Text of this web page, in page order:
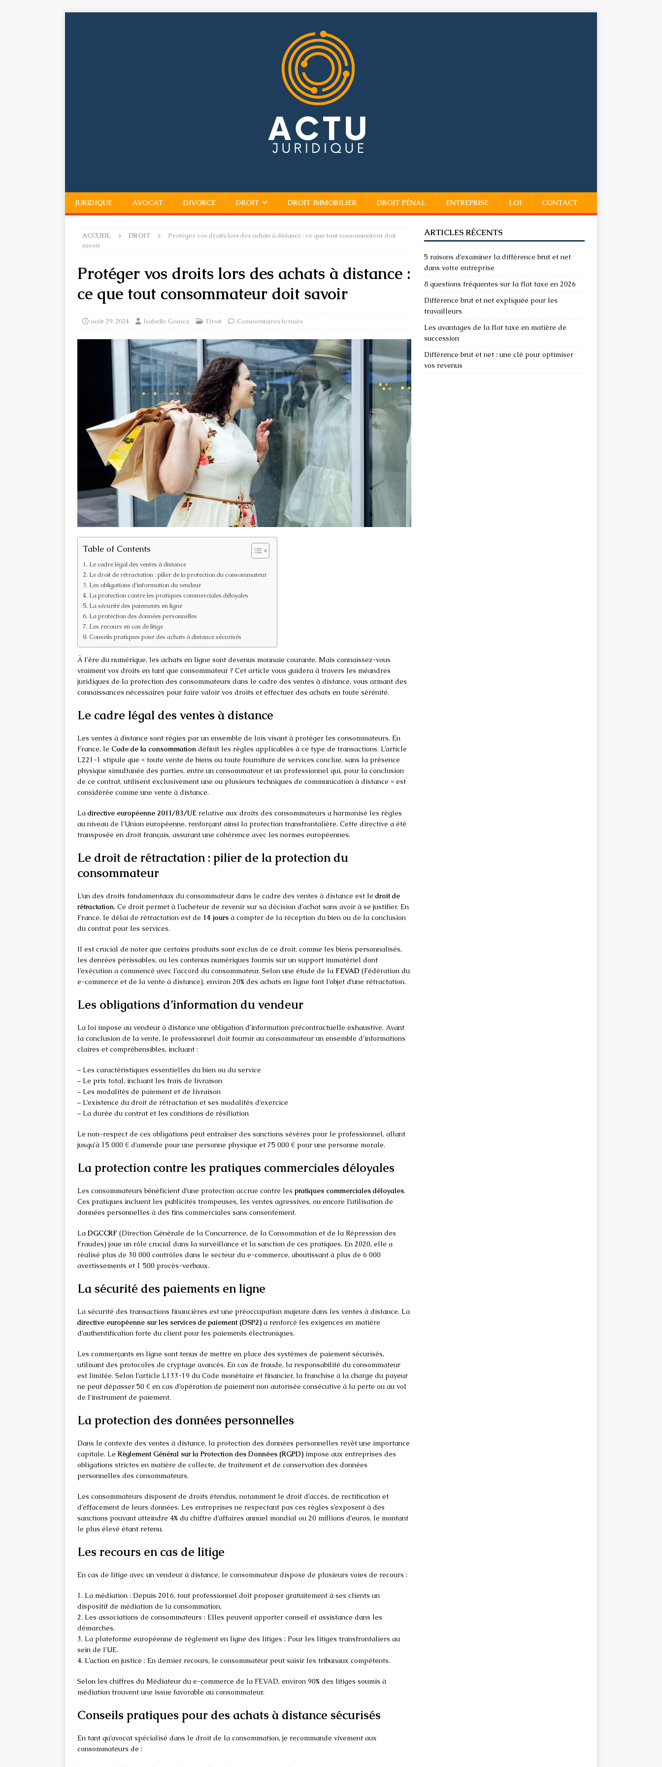
JURIDIQUE AVOCAT DIVORCE DROIT DROIT IMMOBILIER DROIT PÉNAL ENTREPRISE LOI CONTACT
ACCUEIL DROIT
Protéger vos droits lors des achats à distance : ce que tout consommateur doit
savoir
Protéger vos droits lors des achats à distance :
ce que tout consommateur doit savoir
août 29, 2024 Isabelle Gomez Droit Commentaires fermés
Table of Contents
Le cadre légal des ventes à distance
Le droit de rétractation : pilier de la protection du consommateur
Les obligations d’information du vendeur
La protection contre les pratiques commerciales déloyales
La sécurité des paiements en ligne
La protection des données personnelles
Les recours en cas de litige
Conseils pratiques pour des achats à distance sécurisés
À l’ère du numérique, les achats en ligne sont devenus monnaie courante. Mais connaissez-vous
vraiment vos droits en tant que consommateur ? Cet article vous guidera à travers les méandres
juridiques de la protection des consommateurs dans le cadre des ventes à distance, vous armant des
connaissances nécessaires pour faire valoir vos droits et effectuer des achats en toute sérénité.
Le cadre légal des ventes à distance
Les ventes à distance sont régies par un ensemble de lois visant à protéger les consommateurs. En
France, le Code de la consommation définit les règles applicables à ce type de transactions. L’article
L221-1 stipule que « toute vente de biens ou toute fourniture de services conclue, sans la présence
physique simultanée des parties, entre un consommateur et un professionnel qui, pour la conclusion
de ce contrat, utilisent exclusivement une ou plusieurs techniques de communication à distance » est
considérée comme une vente à distance.
La directive européenne 2011/83/UE relative aux droits des consommateurs a harmonisé les règles
au niveau de l’Union européenne, renforçant ainsi la protection transfrontalière. Cette directive a été
transposée en droit français, assurant une cohérence avec les normes européennes.
Le droit de rétractation : pilier de la protection du
consommateur
L’un des droits fondamentaux du consommateur dans le cadre des ventes à distance est le droit de
rétractation. Ce droit permet à l’acheteur de revenir sur sa décision d’achat sans avoir à se justifier. En
France, le délai de rétractation est de 14 jours à compter de la réception du bien ou de la conclusion
du contrat pour les services.
Il est crucial de noter que certains produits sont exclus de ce droit, comme les biens personnalisés,
les denrées périssables, ou les contenus numériques fournis sur un support immatériel dont
l’exécution a commencé avec l’accord du consommateur. Selon une étude de la FEVAD (Fédération du
e-commerce et de la vente à distance), environ 20% des achats en ligne font l’objet d’une rétractation.
Les obligations d’information du vendeur
La loi impose au vendeur à distance une obligation d’information précontractuelle exhaustive. Avant
la conclusion de la vente, le professionnel doit fournir au consommateur un ensemble d’informations
claires et compréhensibles, incluant :
– Les caractéristiques essentielles du bien ou du service
– Le prix total, incluant les frais de livraison
– Les modalités de paiement et de livraison
– L’existence du droit de rétractation et ses modalités d’exercice
– La durée du contrat et les conditions de résiliation
Le non-respect de ces obligations peut entraîner des sanctions sévères pour le professionnel, allant
jusqu’à 15 000 € d’amende pour une personne physique et 75 000 € pour une personne morale.
La protection contre les pratiques commerciales déloyales
Les consommateurs bénéficient d’une protection accrue contre les pratiques commerciales déloyales.
Ces pratiques incluent les publicités trompeuses, les ventes agressives, ou encore l’utilisation de
données personnelles à des fins commerciales sans consentement.
La DGCCRF (Direction Générale de la Concurrence, de la Consommation et de la Répression des
Fraudes) joue un rôle crucial dans la surveillance et la sanction de ces pratiques. En 2020, elle a
réalisé plus de 30 000 contrôles dans le secteur du e-commerce, aboutissant à plus de 6 000
avertissements et 1 500 procès-verbaux.
La sécurité des paiements en ligne
La sécurité des transactions financières est une préoccupation majeure dans les ventes à distance. La
directive européenne sur les services de paiement (DSP2) a renforcé les exigences en matière
d’authentification forte du client pour les paiements électroniques.
Les commerçants en ligne sont tenus de mettre en place des systèmes de paiement sécurisés,
utilisant des protocoles de cryptage avancés. En cas de fraude, la responsabilité du consommateur
est limitée. Selon l’article L133-19 du Code monétaire et financier, la franchise à la charge du payeur
ne peut dépasser 50 € en cas d’opération de paiement non autorisée consécutive à la perte ou au vol
de l’instrument de paiement.
La protection des données personnelles
Dans le contexte des ventes à distance, la protection des données personnelles revêt une importance
capitale. Le Règlement Général sur la Protection des Données (RGPD) impose aux entreprises des
obligations strictes en matière de collecte, de traitement et de conservation des données
personnelles des consommateurs.
Les consommateurs disposent de droits étendus, notamment le droit d’accès, de rectification et
d’effacement de leurs données. Les entreprises ne respectant pas ces règles s’exposent à des
sanctions pouvant atteindre 4% du chiffre d’affaires annuel mondial ou 20 millions d’euros, le montant
le plus élevé étant retenu.
Les recours en cas de litige
En cas de litige avec un vendeur à distance, le consommateur dispose de plusieurs voies de recours :
1. La médiation : Depuis 2016, tout professionnel doit proposer gratuitement à ses clients un
dispositif de médiation de la consommation.
2. Les associations de consommateurs : Elles peuvent apporter conseil et assistance dans les
démarches.
3. La plateforme européenne de règlement en ligne des litiges : Pour les litiges transfrontaliers au
sein de l’UE.
4. L’action en justice : En dernier recours, le consommateur peut saisir les tribunaux compétents.
Selon les chiffres du Médiateur du e-commerce de la FEVAD, environ 90% des litiges soumis à
médiation trouvent une issue favorable au consommateur.
Conseils pratiques pour des achats à distance sécurisés
En tant qu’avocat spécialisé dans le droit de la consommation, je recommande vivement aux
consommateurs de :
ARTICLES RÉCENTS
5 raisons d’examiner la différence brut et net
dans votre entreprise
8 questions fréquentes sur la flat taxe en 2026
Différence brut et net expliquée pour les
travailleurs
Les avantages de la flat taxe en matière de
succession
Différence brut et net : une clé pour optimiser
vos revenus